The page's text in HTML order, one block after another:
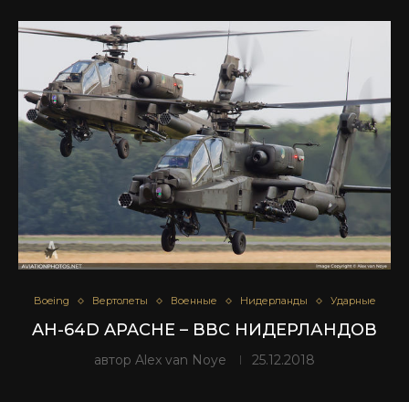
Boeing Вертолеты Военные Нидерланды Ударные
AH-64D APACHE – ВВС НИДЕРЛАНДОВ
автор Alex van Noye 25.12.2018